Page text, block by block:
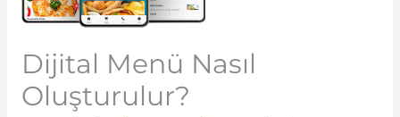
Dijital Menü Nasıl
Oluşturulur?